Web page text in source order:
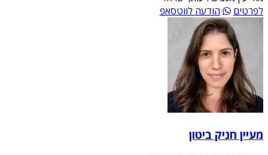
לפרטים
הודעה לווטסאפ
מעיין חניק ביטון